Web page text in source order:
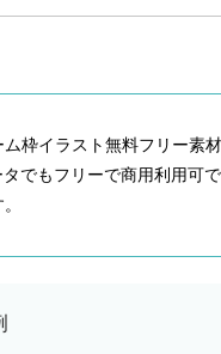
枠イラスト無料フリー素
でもフリーで商用利用可